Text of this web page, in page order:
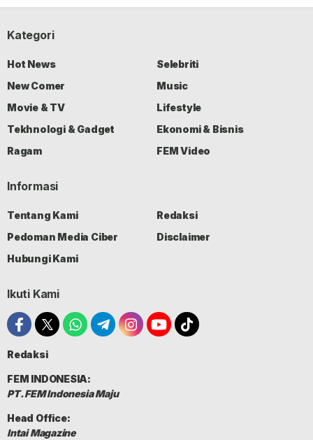
Kategori
Hot News
Selebriti
New Comer
Music
Movie & TV
Lifestyle
Tekhnologi & Gadget
Ekonomi & Bisnis
Ragam
FEM Video
Informasi
Tentang Kami
Redaksi
Pedoman Media Ciber
Disclaimer
Hubungi Kami
Ikuti Kami
Redaksi
FEM INDONESIA:
PT. FEM Indonesia Maju
Head Office:
Intai Magazine